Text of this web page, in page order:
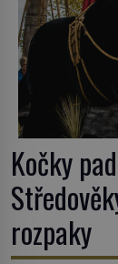
Kočky
rozpaky